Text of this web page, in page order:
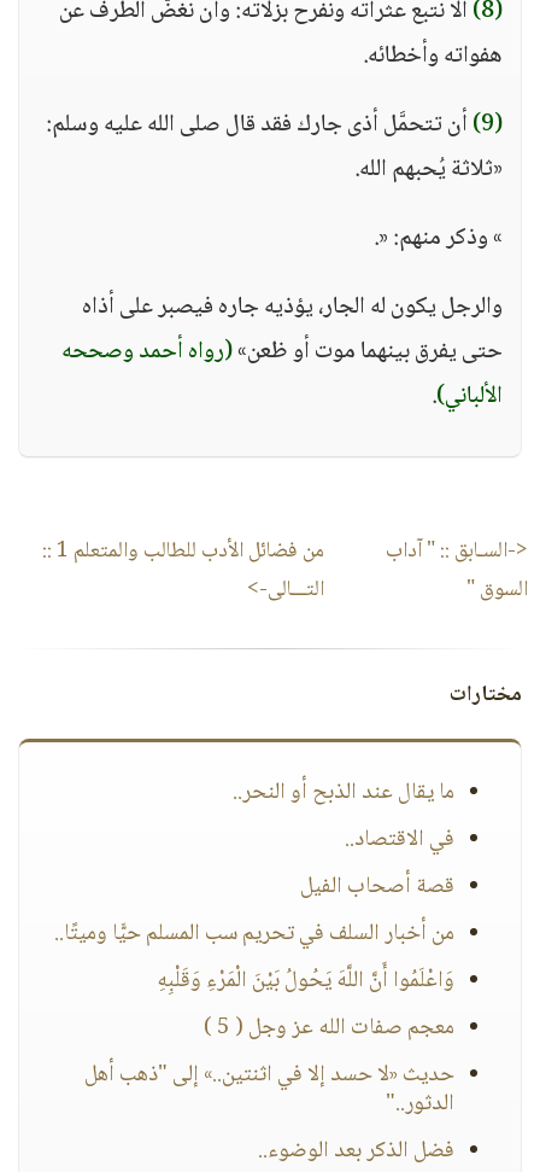
(8)
ألا نتبع عثراته ونفرح بزلاته: وأن نغضَّ الطرف عن
هفواته وأخطائه.
(9)
أن تتحمَّل أذى جارك فقد قال صلى الله عليه وسلم:
«ثلاثة يُحبهم الله.
» وذكر منهم: «.
والرجل يكون له الجار، يؤذيه جاره فيصبر على أذاه
حتى يفرق بينهما موت أو ظعن»(رواه أحمد وصححه
الألباني).
<-السـابق ::" آداب
السوق "
من فضائل الأدب للطالب والمتعلم 1
::
التـــالى->
مختارات
ما يقال عند الذبح أو النحر..
في الاقتصاد..
قصة أصحاب الفيل
من أخبار السلف في تحريم سب المسلم حيًّا وميتًا..
وَاعْلَمُوا أَنَّ اللَّهَ يَحُولُ بَيْنَ الْمَرْءِ وَقَلْبِهِ
معجم صفات الله عز وجل ( 5 )
حديث «لا حسد إلا في اثنتين..» إلى "ذهب أهل
الدثور.."
فضل الذكر بعد الوضوء..